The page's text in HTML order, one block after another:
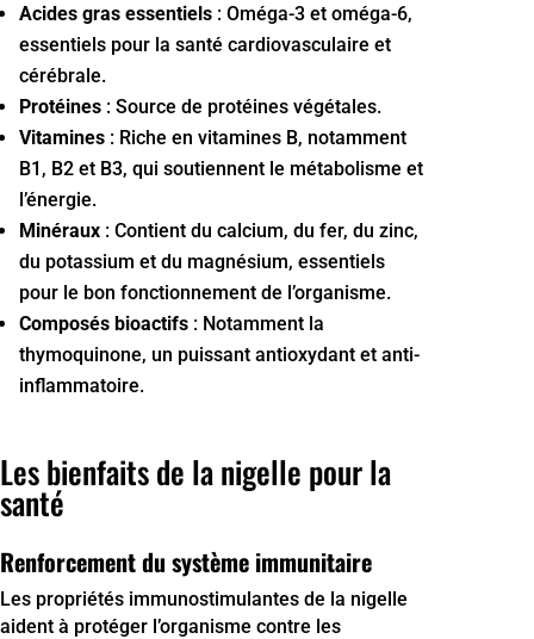
Acides gras essentiels : Oméga-3 et oméga-6,
essentiels pour la santé cardiovasculaire et
cérébrale.
Protéines : Source de protéines végétales.
Vitamines : Riche en vitamines B, notamment
B1, B2 et B3, qui soutiennent le métabolisme et
l’énergie.
Minéraux : Contient du calcium, du fer, du zinc,
du potassium et du magnésium, essentiels
pour le bon fonctionnement de l’organisme.
Composés bioactifs : Notamment la
thymoquinone, un puissant antioxydant et anti-
inflammatoire.
Les bienfaits de la nigelle pour la
santé
Renforcement du système immunitaire
Les propriétés immunostimulantes de la nigelle
aident à protéger l’organisme contre les